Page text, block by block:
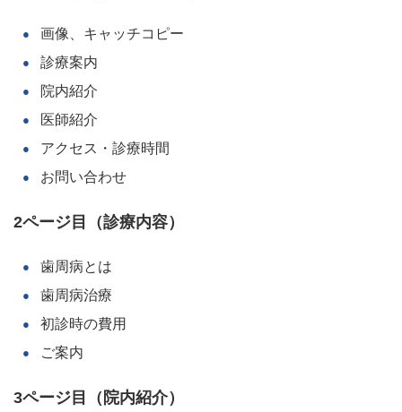
画像、キャッチコピー
診療案内
院内紹介
医師紹介
アクセス・診療時間
お問い合わせ
2ページ目（診療内容）
歯周病とは
歯周病治療
初診時の費用
ご案内
3ページ目（院内紹介）